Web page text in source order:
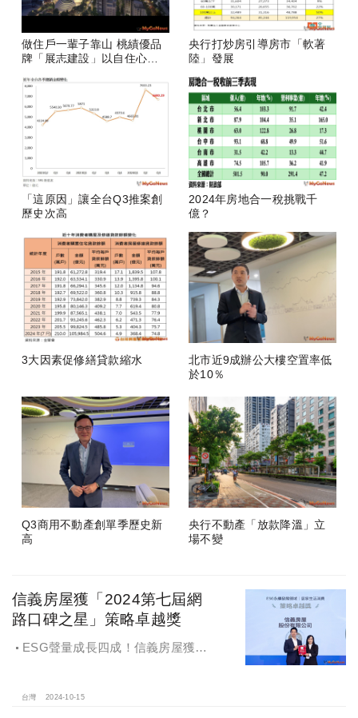
做住戶一輩子靠山 桃績優品
牌「展志建設」以自住心蓋
央行打炒房引導房市「軟著
陸」發展
「這原因」讓全台Q3推案創
歷史次高
2024年房地合一稅挑戰千
億？
3大因素促修繕貸款縮水
北市近9成辦公大樓空置率低
於10％
Q3商用不動產創單季歷史新
高
央行不動產「放款降溫」立
場不變
信義房屋獲「2024第七屆網
路口碑之星」策略卓越獎
ESG聲量成長四成！信義房屋獲
台灣 2024-10-15